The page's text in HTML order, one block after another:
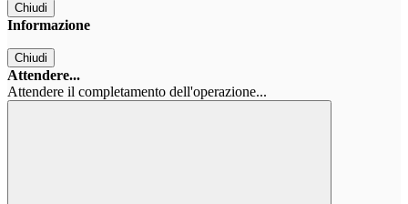
Chiudi
Informazione
Chiudi
Attendere...
Attendere il completamento dell'operazione...